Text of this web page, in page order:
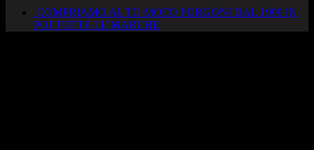
COMPRIAMO AUTO MOTO FURGONI DAL 1999 IN
POI TUTTE LE MARCHE